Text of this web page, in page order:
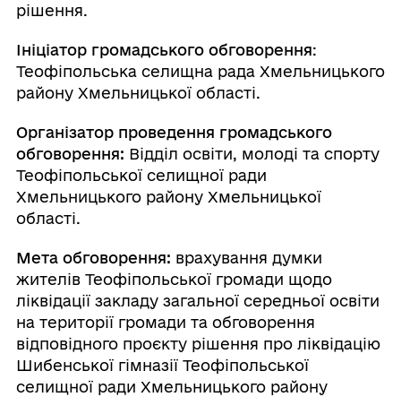
рішення.
Ініціатор громадського обговорення:
Теофіпольська селищна рада Хмельницького
району Хмельницької області.
Організатор проведення громадського
обговорення: Відділ освіти, молоді та спорту
Теофіпольської селищної ради
Хмельницького району Хмельницької
області.
Мета обговорення: врахування думки
жителів Теофіпольської громади щодо
ліквідації закладу загальної середньої освіти
на території громади та обговорення
відповідного проєкту рішення про ліквідацію
Шибенської гімназії Теофіпольської
селищної ради Хмельницького району